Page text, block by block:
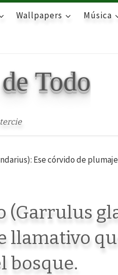
Wallpapers Música
Todo
Ese córvido de
(Garrulus
llamativo
bosque.